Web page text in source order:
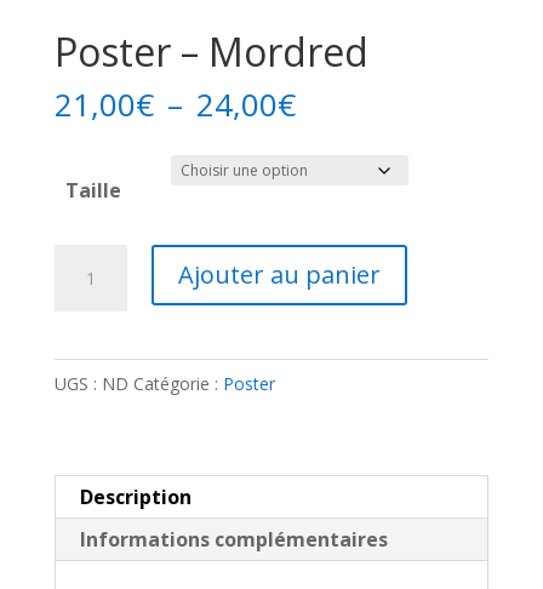
Poster – Mordred
21,00€ – 24,00€Plage
prix :
à
24,00€
Taille
-
Mordred
Ajouter au panier
UGS : ND Catégorie : Poster
Description
Informations complémentaires